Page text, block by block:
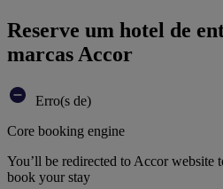
Reserve um hotel de
marcas Accor
Erro(s de)
Core booking engine
You’ll be redirected to Accor website
book your stay